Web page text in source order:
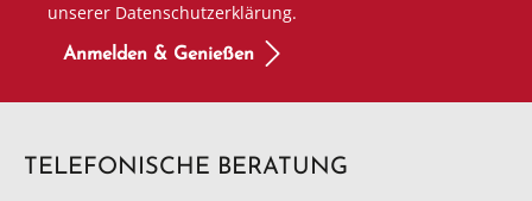
unserer Datenschutzerklärung.
Anmelden & Genießen
TELEFONISCHE BERATUNG